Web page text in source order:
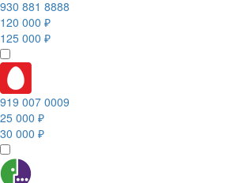
930 881 8888
120 000 ₽
125 000 ₽
919 007 0009
25 000 ₽
30 000 ₽